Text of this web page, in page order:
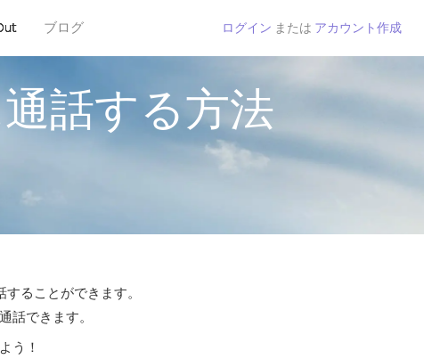
ブログ ログイン または アカウント作成
話する方法
ることができます。
話できます。
う！